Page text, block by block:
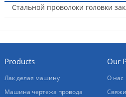
Стальной проволоки головки
Products
Лак делая машину
Машина чертежа провода
Our
О нас